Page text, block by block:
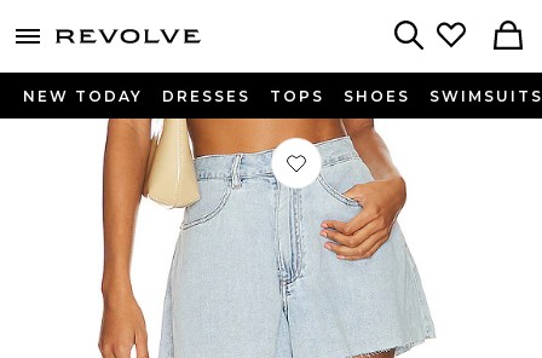
menu - shows more content
NEW TODAY DRESSES TOPS SHOES SWIMSUITS
Préféré SHORT FLARE